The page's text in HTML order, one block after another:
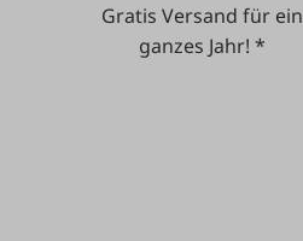
Gratis Versand für ein
ganzes Jahr! *